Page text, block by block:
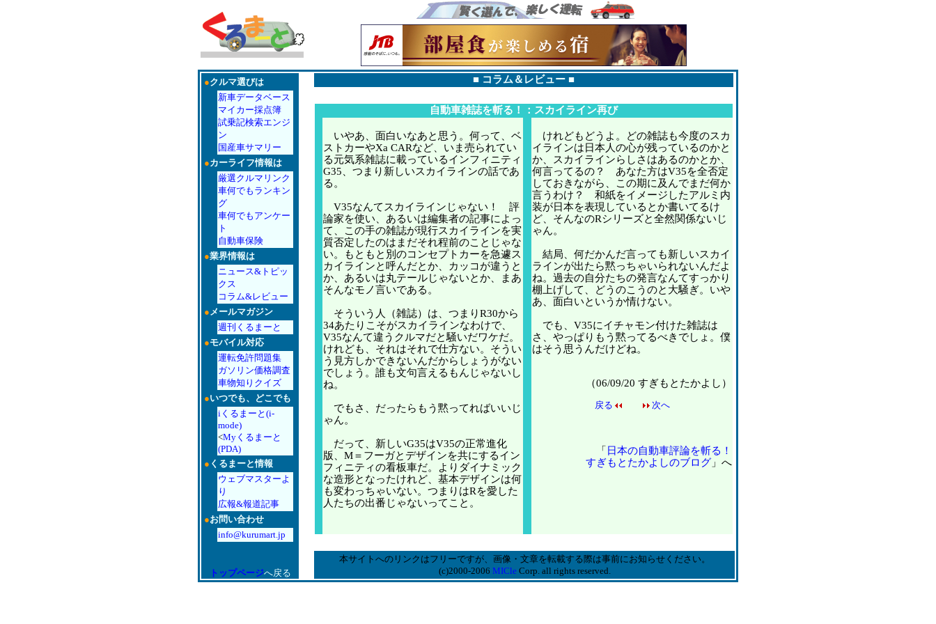
●クルマ選びは
新車データベース
マイカー採点簿
試乗記検索エンジ
ン
国産車サマリー
●カーライフ情報は
厳選クルマリンク
車何でもランキン
グ
車何でもアンケー
ト
自動車保険
●業界情報は
ニュース&トピッ
クス
コラム&レビュー
●メールマガジン
週刊くるまーと
●モバイル対応
運転免許問題集
ガソリン価格調査
車物知りクイズ
●いつでも、どこでも
iくるまーと(i-
mode)
<Myくるまーと
(PDA)
● くるまーと情報
ウェブマスターよ
り
広報&報道記事
●お問い合わせ
info@kurumart.jp
トップページへ戻る
■ コラム＆レビュー ■
自動車雑誌を斬る！：スカイライン再び
いやあ、面白いなあと思う。何って、ベ
ストカーやXa CARなど、いま売られてい
る元気系雑誌に載っているインフィニティ
G35、つまり新しいスカイラインの話であ
る。
V35なんてスカイラインじゃない！ 評
論家を使い、あるいは編集者の記事によっ
て、この手の雑誌が現行スカイラインを実
質否定したのはまだそれ程前のことじゃな
い。もともと別のコンセプトカーを急遽ス
カイラインと呼んだとか、カッコが違うと
か、あるいは丸テールじゃないとか、まあ
そんなモノ言いである。
そういう人（雑誌）は、つまりR30から
34あたりこそがスカイラインなわけで、
V35なんて違うクルマだと騒いだワケだ。
けれども、それはそれで仕方ない。そうい
う見方しかできないんだからしょうがない
でしょう。誰も文句言えるもんじゃないし
ね。
でもさ、だったらもう黙ってればいいじ
ゃん。
だって、新しいG35はV35の正常進化
版、M＝フーガとデザインを共にするイン
フィニティの看板車だ。よりダイナミック
な造形となったけれど、基本デザインは何
も変わっちゃいない。つまりはRを愛した
人たちの出番じゃないってこと。
けれどもどうよ。どの雑誌も今度のスカ
イラインは日本人の心が残っているのかと
か、スカイラインらしさはあるのかとか、
何言ってるの？ あなた方はV35を全否定
しておきながら、この期に及んでまだ何か
言うわけ？ 和紙をイメージしたアルミ内
装が日本を表現しているとか書いてるけ
ど、そんなのRシリーズと全然関係ないじ
ゃん。
結局、何だかんだ言っても新しいスカイ
ラインが出たら黙っちゃいられないんだよ
ね。過去の自分たちの発言なんてすっかり
棚上げして、どうのこうのと大騒ぎ。いや
あ、面白いというか情けない。
でも、V35にイチャモン付けた雑誌は
さ、やっぱりもう黙ってるべきでしょ。僕
はそう思うんだけどね。
（06/09/20 すぎもとたかよし）
戻る 次へ
「 日本の自動車評論を斬る！
すぎもとたかよしのブログ 」へ
本サイトへのリンクはフリーですが、画像・文章を転載する際は事前にお知らせください。
(c)2000-2006 MICle Corp. all rights reserved.